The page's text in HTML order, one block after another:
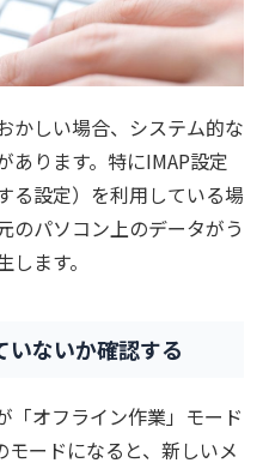
かしい場合、システム的な
あります。特にIMAP設定
る設定）を利用している場
のパソコン上のデータがう
ます。
いないか確認する
オフライン作業」モード
モードになると、新しいメ